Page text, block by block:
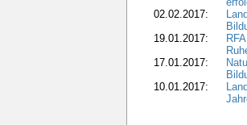
02.02.2017:
19.01.2017:
17.01.2017:
10.01.2017: